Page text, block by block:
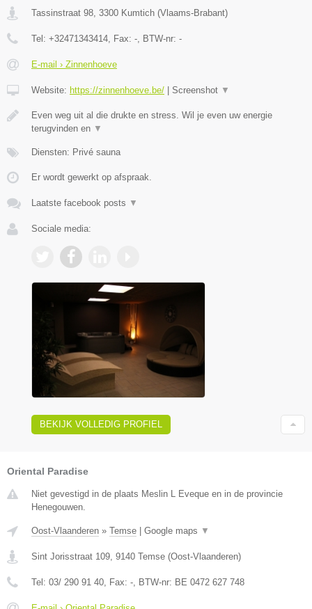
Tassinstraat 98, 3300 Kumtich (Vlaams-Brabant)
Tel: +32471343414, Fax: -, BTW-nr: -
E-mail › Zinnenhoeve
Website: https://zinnenhoeve.be/ Screenshot ▼
Even weg uit al die drukte en stress. Wil je even uw energie
terugvinden en ▼
Diensten: Privé sauna
Er wordt gewerkt op afspraak.
Laatste facebook posts ▼
Sociale media:
BEKIJK VOLLEDIG PROFIEL
Oriental Paradise
Niet gevestigd in de plaats Meslin L Eveque en in de provincie
Henegouwen.
Oost-Vlaanderen » Temse | Google maps ▼
Sint Jorisstraat 109 9140 Temse (Oost-Vlaanderen)
Tel: 03/ 290 91 40 , Fax: - , BTW-nr: BE 0472 627 748